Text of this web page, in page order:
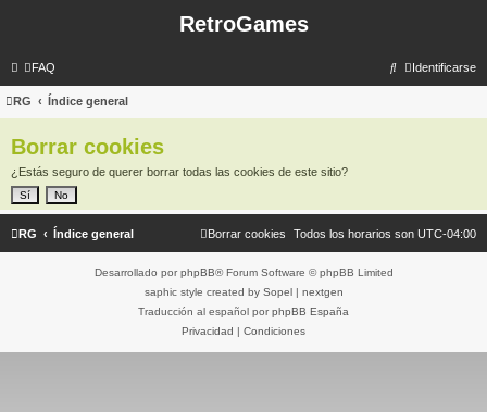
RetroGames
FAQ Identificarse
B
s
RG Índice general
Borrar cookies
¿Estás seguro de querer borrar todas las cookies de este sitio?
RG Índice general Todos los horarios son UTC-04:00
Borrar cookies
Desarrollado por phpBB® Forum Software © phpBB Limited
saphic style created by Sopel| nextgen
Traducción al español por phpBB España
Privacidad | Condiciones